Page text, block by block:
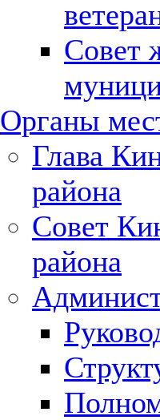
Совет
Органы
Глава
района
Совет
района